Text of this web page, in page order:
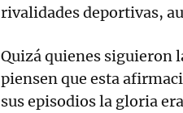
rivalidades deportivas,
Quizá quienes siguieron
piensen que esta
sus episodios la gloria